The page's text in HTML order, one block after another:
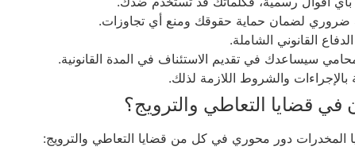
ضروري لضمان حماية حقوقك ومنع أي تجاوزات.
القانوني الشاملة.
سيساعدك في تقديم الاستئناف في المدة القانونية.
والشروط اللازمة لذلك.
قضايا التعاطي والترويج؟
دور محوري في كل من قضايا التعاطي والترويج: